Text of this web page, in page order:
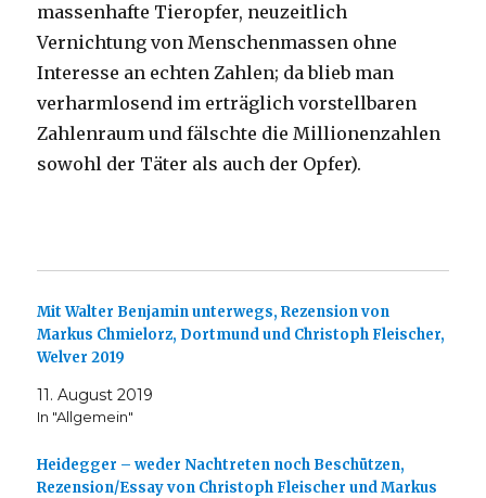
massenhafte Tieropfer, neuzeitlich
Vernichtung von Menschenmassen ohne
Interesse an echten Zahlen; da blieb man
verharmlosend im erträglich vorstellbaren
Zahlenraum und fälschte die Millionenzahlen
sowohl der Täter als auch der Opfer).
Mit Walter Benjamin unterwegs, Rezension von
Markus Chmielorz, Dortmund und Christoph Fleischer,
Welver 2019
11. August 2019
In "Allgemein"
Heidegger – weder Nachtreten noch Beschützen,
Rezension/Essay von Christoph Fleischer und Markus